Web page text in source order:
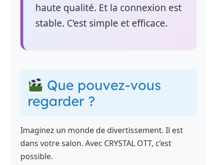
haute qualité. Et la connexion est
stable. C’est simple et efficace.
Que pouvez-vous
regarder ?
Imaginez un monde de divertissement. Il est
dans votre salon. Avec CRYSTAL OTT, c’est
possible.